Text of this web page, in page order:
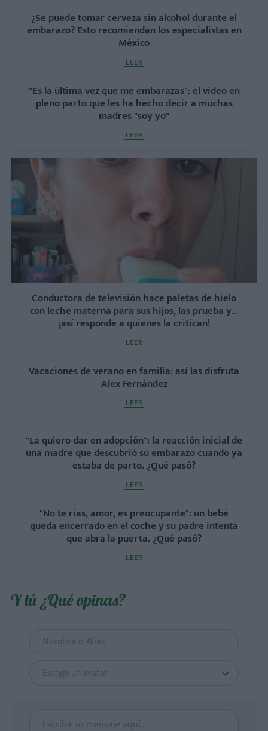
¿Se puede tomar cerveza sin alcohol durante el
embarazo? Esto recomiendan los especialistas en
México
LEER
"Es la última vez que me embarazas": el video en
pleno parto que les ha hecho decir a muchas
madres "soy yo"
LEER
Conductora de televisión hace paletas de hielo
con leche materna para sus hijos, las prueba y...
¡así responde a quienes la critican!
LEER
Vacaciones de verano en familia: así las disfruta
Alex Fernández
LEER
"La quiero dar en adopción": la reacción inicial de
una madre que descubrió su embarazo cuando ya
estaba de parto. ¿Qué pasó?
LEER
"No te rías, amor, es preocupante": un bebé
queda encerrado en el coche y su padre intenta
que abra la puerta. ¿Qué pasó?
LEER
Y tú ¿Qué opinas?
Escoge un avatar